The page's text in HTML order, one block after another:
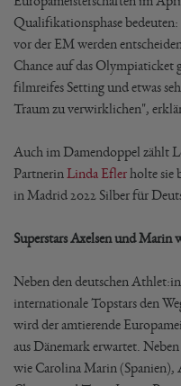
Qualifikationsphase
vor der EM werden
Chance auf das Olympiaticket
filmreifes Setting und etwas
Traum zu verwirklichen",
Auch im Damendoppel zählt
Partnerin Linda Efler holte sie
in Madrid 2022 Silber für
Superstars Axelsen und Marin
Neben den deutschen
internationale Topstars den
wird der amtierende
aus Dänemark erwartet.
wie Carolina Marin (Spanien),